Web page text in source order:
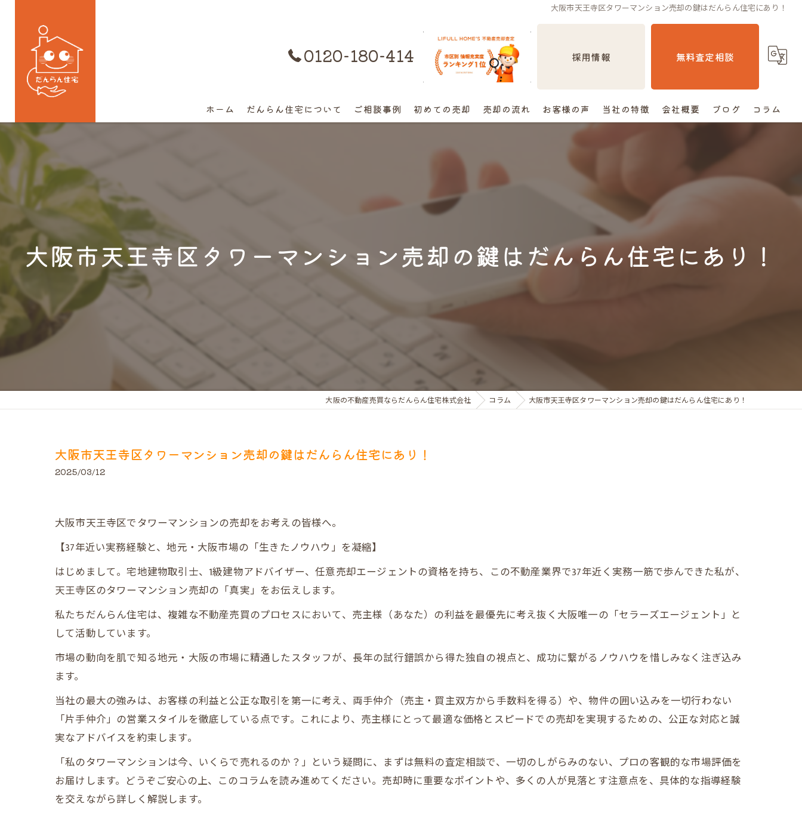
大阪市天王寺区タワーマンション売却の鍵はだんらん住宅にあり！
0120-180-414 購入はコチラ 採用情報 無料査定相談
ホーム だんらん住宅について ご相談事例
離婚不動産の売却相談
高額早期売却の相談
空き家の相談
マンショントラブルでの買替え相談
初めての売却 売却の流れ お客様の声 当社の特徴
住み替え
査定
会社概要 ブログ コラム
大阪市天王寺区タワーマンション売却の鍵はだんらん住宅にあり！
大阪の不動産売買ならだんらん住宅株式会社 コラム 大阪市天王寺区タワーマンション売却の鍵はだんらん住宅にあり！
大阪市天王寺区タワーマンション売却の鍵はだんらん住宅にあり！
2025/03/12
大阪市天王寺区でタワーマンションの売却をお考えの皆様へ。
【37年近い実務経験と、地元・大阪市場の「生きたノウハウ」を凝縮】
はじめまして。宅地建物取引士、1級建物アドバイザー、任意売却エージェントの資格を持ち、この不動産業界で37年近く実務一筋で歩んできた私が、
天王寺区のタワーマンション売却の「真実」をお伝えします。
私たちだんらん住宅は、複雑な不動産売買のプロセスにおいて、売主様（あなた）の利益を最優先に考え抜く大阪唯一の「セラーズエージェント」と
して活動しています。
市場の動向を肌で知る地元・大阪の市場に精通したスタッフが、長年の試行錯誤から得た独自の視点と、成功に繋がるノウハウを惜しみなく注ぎ込み
ます。
当社の最大の強みは、お客様の利益と公正な取引を第一に考え、両手仲介（売主・買主双方から手数料を得る）や、物件の囲い込みを一切行わない
「片手仲介」の営業スタイルを徹底している点です。これにより、売主様にとって最適な価格とスピードでの売却を実現するための、公正な対応と誠
実なアドバイスを約束します。
「私のタワーマンションは今、いくらで売れるのか？」という疑問に、まずは無料の査定相談で、一切のしがらみのない、プロの客観的な市場評価を
お届けします。どうぞご安心の上、このコラムを読み進めてください。売却時に重要なポイントや、多くの人が見落とす注意点を、具体的な指導経験
を交えながら詳しく解説します。